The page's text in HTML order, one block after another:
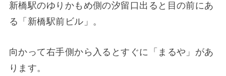
新橋駅のゆりかもめ側の汐留口出ると目の前にあ
る「新橋駅前ビル」。
向かって右手側から入るとすぐに「まるや」があ
ります。